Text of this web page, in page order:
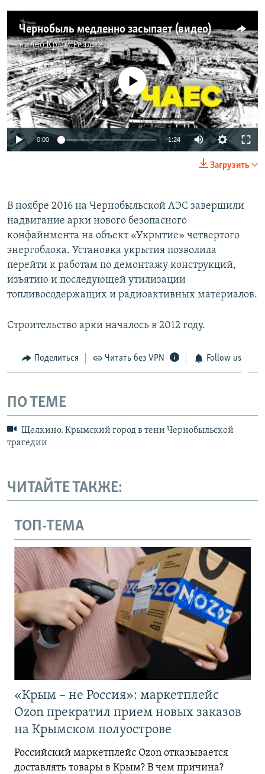
Чернобыль медленно засыпает (видео)
видеоКрым.Реалии
No media source currently available
0:00 1:24
Загрузить
В ноябре 2016 на Чернобыльской АЭС завершили
надвигание арки нового безопасного
конфайнмента на объект «Укрытие» четвертого
энергоблока. Установка укрытия позволила
перейти к работам по демонтажу конструкций,
изъятию и последующей утилизации
топливосодержащих и радиоактивных материалов.
Строительство арки началось в 2012 году.
Поделиться Читать без VPN Follow us
ПО ТЕМЕ
Щелкино. Крымский город в тени Чернобыльской
трагедии
ЧИТАЙТЕ ТАКЖЕ:
ТОП-ТЕМА
«Крым – не Россия»: маркетплейс
Ozon прекратил прием новых заказов
на Крымском полуострове
Российский маркетплейс Ozon отказывается
доставлять товары в Крым? В чем причина?